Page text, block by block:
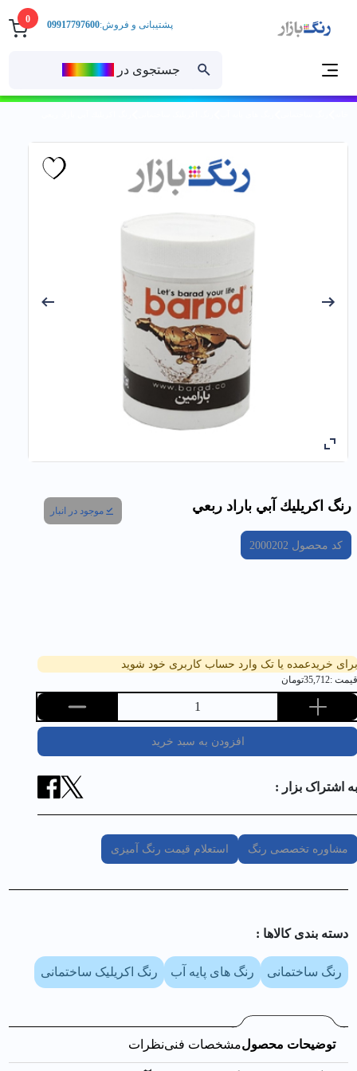
0
جستجوی در
پشتیبانی و فروش:09917797600
رنگ اكريليك آبي باراد ربعي موجود در انبار
کد محصول2000202
برای خریدعمده یا تک وارد حساب کاربری خود شوید
قیمت :35,712تومان
1
افزودن به سبد خرید
به اشتراک بزار :
مشاوره تخصصی رنگ استعلام قیمت رنگ آمیزی
دسته بندی کالا‌ها :
رنگ ساختمانی رنگ های پایه آب رنگ اکریلیک ساختمانی
توضیحات محصولمشخصات فنینظرات